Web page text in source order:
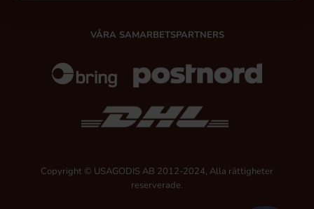
VÅRA SAMARBETSPARTNERS
Copyright © USAGODIS AB 2012-2024, Alla rättigheter
reserverade.